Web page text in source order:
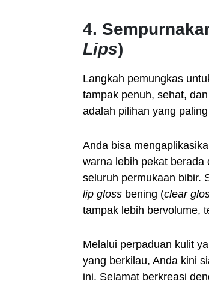
4.
Lips)
Langkah pemungkas
tampak penuh, sehat,
adalah pilihan yang
Anda bisa
warna lebih pekat
seluruh permukaan bibir.
lip gloss bening (clear
tampak lebih bervolume,
Melalui perpaduan kulit
yang berkilau, Anda kini
ini. Selamat berkreasi